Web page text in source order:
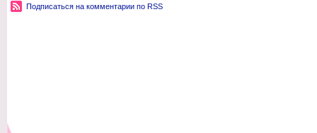
Подписаться на комментарии по RSS